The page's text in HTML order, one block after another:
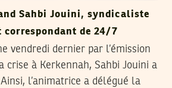
Sahbi Jouini, syndicaliste
de 24/7
vendredi dernier par l’émission
crise à Kerkennah, Sahbi Jouini a
l’animatrice a délégué la